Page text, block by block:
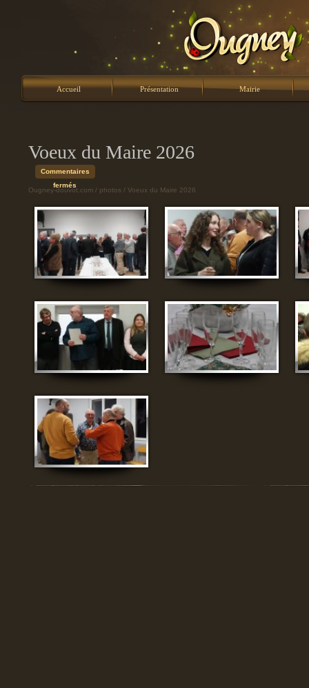
Accueil Présentation Mairie
Voeux du Maire 2026
Commentaires
fermés
du
2026
Ougney-douvot.com / photos/ Voeux du Maire 2026